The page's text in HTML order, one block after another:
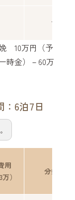
13万円
10万円（予
時金）－60万
6泊7日
用
）
分娩予約